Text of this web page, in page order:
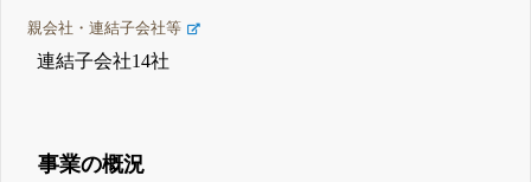
親会社・連結子会社等
連結子会社14社
事業の概況